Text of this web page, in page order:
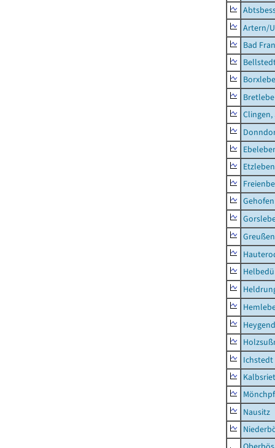
Artern/
Bad
Etzleben
Gehofen
Ichstedt
Nausitz